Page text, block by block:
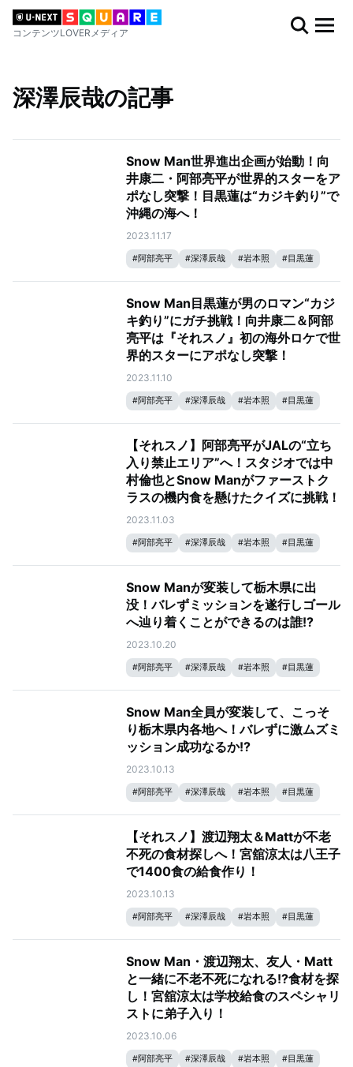
コンテンツLOVERメディア
深澤辰哉の記事
Snow Man世界進出企画が始動！向
井康二・阿部亮平が世界的スターをア
ポなし突撃！目黒蓮は“カジキ釣り”で
沖縄の海へ！
2023.11.17
#阿部亮平 #深澤辰哉 #岩本照 #目黒蓮
佐久間大介 #それスノ
# それSnow Manにやらせて下さい # 渡辺翔太
Snow Man目黒蓮が男のロマン“カジ
キ釣り”にガチ挑戦！向井康二＆阿部
亮平は『それスノ』初の海外ロケで世
界的スターにアポなし突撃！
2023.11.10
#阿部亮平 #深澤辰哉 #岩本照 #目黒蓮
# 佐久間大介 #
それスノ
#
それSnow Manにやらせて下さい # 渡辺翔太
【それスノ】阿部亮平がJALの“立ち
入り禁止エリア”へ！スタジオでは中
村倫也とSnow Manがファーストク
ラスの機内食を懸けたクイズに挑戦！
2023.11.03
#阿部亮平 #深澤辰哉 #岩本照 #目黒蓮
佐久間大介 # それスノ
#それSnow Manにやらせて下さい # 渡辺翔太
Snow Manが変装して栃木県に出
没！バレずミッションを遂行しゴール
へ辿り着くことができるのは誰!?
2023.10.20
#阿部亮平 #深澤辰哉 #岩本照 #目黒蓮
佐久間大介 # Snow Man # それスノ
# それSnow Manにやらせて下さい # 渡辺翔太
Snow Man全員が変装して、こっそ
り栃木県内各地へ！バレずに激ムズミ
ッション成功なるか!?
2023.10.13
#阿部亮平 #深澤辰哉 #岩本照 #目黒蓮
# 佐久間大介 # Snow Man #それスノ
#それSnow Manにやらせて下さい #渡辺翔太
【それスノ】渡辺翔太＆Mattが不老
不死の食材探しへ！宮舘涼太は八王子
で1400食の給食作り！
2023.10.13
#阿部亮平 #深澤辰哉 #岩本照 #目黒蓮
佐久間大介 Snow Man
それスノ
#
それSnow Manにやらせて下さい #渡辺翔太
Snow Man・渡辺翔太、友人・Matt
と一緒に不老不死になれる!?食材を探
し！宮舘涼太は学校給食のスペシャリ
ストに弟子入り！
2023.10.06
#阿部亮平 #深澤辰哉 #岩本照 #目黒蓮